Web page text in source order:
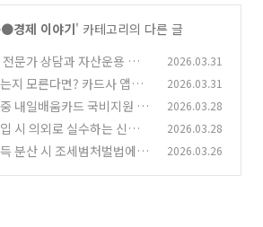
경제 이야기' 카테고리의 다른 글
문가 상담과 자산운용 실적
증권사! (0)
2026.03.31
지 모른다면? 카드사 앱으
정리! (0)
2026.03.31
내일배움카드 국비지원 발
(0)
2026.03.28
시 의외로 실수하는 신분증
스트 정리!
(0)
2026.03.28
분산 시 조세범처벌법에 따
2026.03.26